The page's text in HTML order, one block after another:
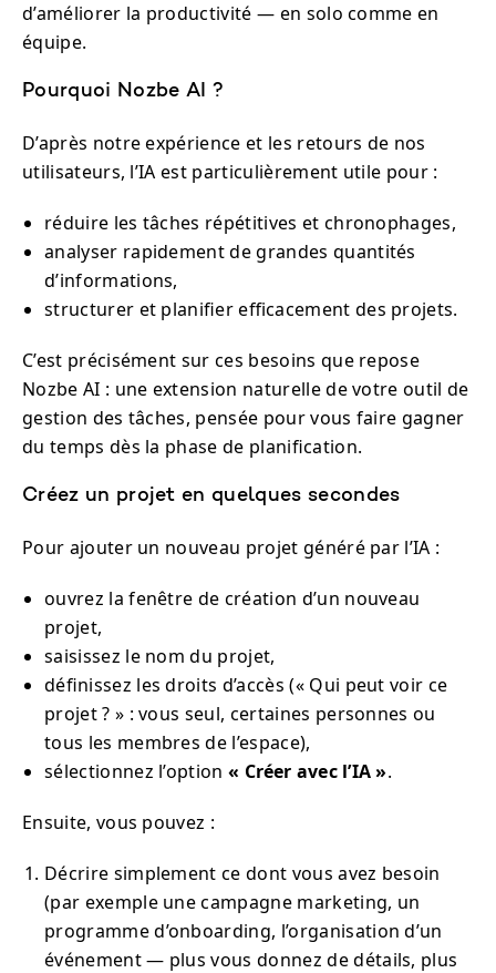
d’améliorer la productivité — en solo comme en
équipe.
Pourquoi Nozbe AI ?
D’après notre expérience et les retours de nos
utilisateurs, l’IA est particulièrement utile pour :
réduire les tâches répétitives et chronophages,
analyser rapidement de grandes quantités
d’informations,
structurer et planifier efficacement des projets.
C’est précisément sur ces besoins que repose
Nozbe AI : une extension naturelle de votre outil de
gestion des tâches, pensée pour vous faire gagner
du temps dès la phase de planification.
Créez un projet en quelques secondes
Pour ajouter un nouveau projet généré par l’IA :
ouvrez la fenêtre de création d’un nouveau
projet,
saisissez le nom du projet,
définissez les droits d’accès (« Qui peut voir ce
projet ? » : vous seul, certaines personnes ou
tous les membres de l’espace),
sélectionnez l’option« Créer avec l’IA ».
Ensuite, vous pouvez :
Décrire simplement ce dont vous avez besoin
(par exemple une campagne marketing, un
programme d’onboarding, l’organisation d’un
événement — plus vous donnez de détails, plus